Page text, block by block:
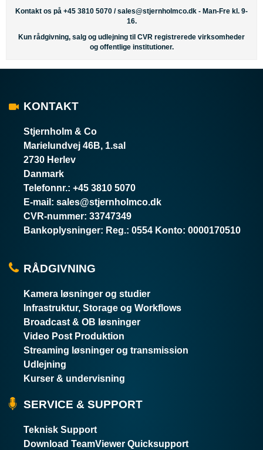
Kontakt os på +45 3810 5070 /sales@stjernholmco.dk - Man-Fre kl. 9-
16.
Kun rådgivning, salg og udlejning til CVR registrerede virksomheder
og offentlige institutioner.
KONTAKT
Stjernholm & Co
Marielundvej 46B, 1.sal
2730 Herlev
Danmark
Telefonnr.: +45 3810 5070
E-mail : sales@stjernholmco.dk
CVR-nummer: 33747349
Bankoplysninger: Reg.: 0554 Konto: 0000170510
RÅDGIVNING
Kamera løsninger og studier
Infrastruktur, Storage og Workflows
Broadcast & OB løsninger
Video Post Produktion
Streaming løsninger og transmission
Udlejning
Kurser & undervisning
SERVICE & SUPPORT
Teknisk Support
Download TeamViewer Quicksupport